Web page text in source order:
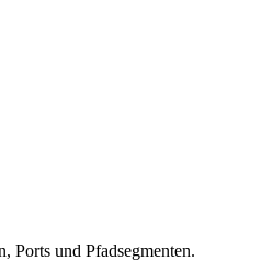
und Pfadsegmenten.